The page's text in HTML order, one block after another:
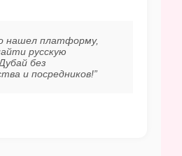
нашел платформу,
русскую
без
и посредников!”